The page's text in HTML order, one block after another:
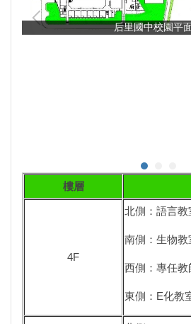
后里國中校園平
樓層
4F
北側：語言教
南側：生物教
西側：專任教
東側：E化教